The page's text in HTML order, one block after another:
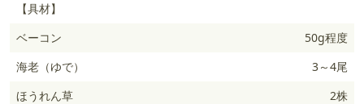
【具材】
ベーコン
50g程度
海老（ゆで）
3～4尾
ほうれん草
2株